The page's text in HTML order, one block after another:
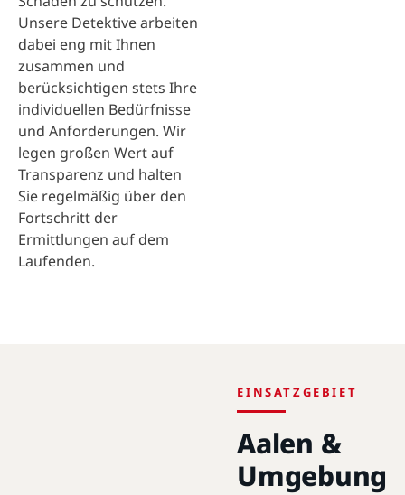
Unsere Detektive arbeiten
dabei eng mit Ihnen
zusammen und
berücksichtigen stets Ihre
individuellen Bedürfnisse
und Anforderungen. Wir
legen großen Wert auf
Transparenz und halten
Sie regelmäßig über den
Fortschritt der
Ermittlungen auf dem
Laufenden.
EINSATZGEBIET
Aalen &
Umgebung